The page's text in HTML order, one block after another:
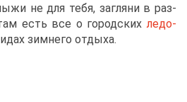
не для те­бя, за­гля­ни в раз­
есть все о го­род­ских ле­до­
зим­не­го от­ды­ха.